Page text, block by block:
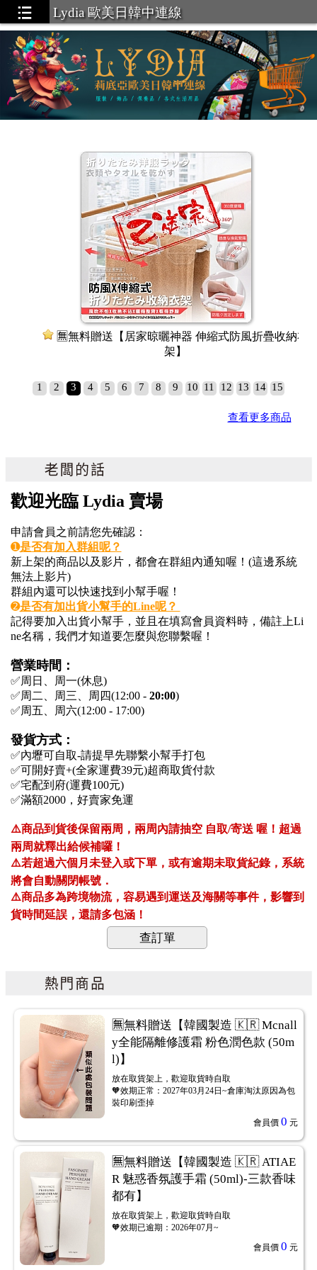
Lydia 歐美日韓中連線
🈚無料贈送【居家晾曬神器 伸縮式防風折疊收納衣
架】
1 2 3 4 5 6 7 8 9 10 11 12 13 14 15
查看更多商品
歡迎光臨 Lydia 賣場
申請會員之前請您先確認：
➊是否有加入群組呢？
新上架的商品以及影片，都會在群組內通知喔！(這邊系統
無法上影片)
群組內還可以快速找到小幫手喔！
➋是否有加出貨小幫手的Line呢？
記得要加入出貨小幫手，並且在填寫會員資料時，備註上Li
ne名稱，我們才知道要怎麼與您聯繫喔！
營業時間：
✅周日、周一(休息)
✅周二、周三、周四(12:00 - 20:00)
✅周五、周六(12:00 - 17:00)
發貨方式：
✅內壢可自取-請提早先聯繫小幫手打包
✅可開好賣+(全家運費39元)超商取貨付款
✅宅配到府(運費100元)
✅滿額2000，好賣家免運
⚠️商品到貨後保留兩周，兩周內請抽空 自取/寄送 喔！超過
兩周就釋出給候補囉！
⚠️若超過六個月未登入或下單，或有逾期未取貨紀錄，系統
將會自動關閉帳號．
⚠️商品多為跨境物流，容易遇到運送及海關等事件，影響到
貨時間延誤，還請多包涵！
查訂單
🈚無料贈送【韓國製造 🇰🇷 Mcnall
y全能隔離修護霜 粉色潤色款 (50m
l)】
放在取貨架上，歡迎取貨時自取
🧡效期正常：2027年03月24日~倉庫淘汰原因為包
裝印刷歪掉
會員價 0 元
🈚無料贈送【韓國製造 🇰🇷 ATIAE
R 魅惑香氛護手霜 (50ml)-三款香味
都有】
放在取貨架上，歡迎取貨時自取
🧡效期已逾期：2026年07月~
會員價 0 元